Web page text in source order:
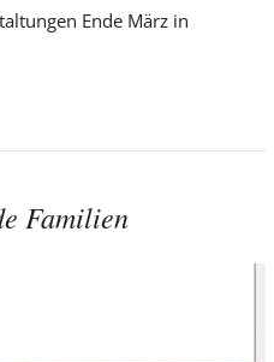
Ende März in
Familien